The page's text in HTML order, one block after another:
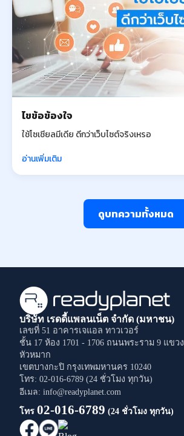
ไขข้อข้องใจ
ใช้โซเชียลมีเดีย ดีกว่าเว็บไซต์จริงเหรอ
อ่านเพิ่มเติม
ดูบทความทั้งหมด
บริษัท เรดดี้แพลนเน็ต จำกัด (มหาชน)
เลขที่ 51 อาคารเจแอล ทาวเวอร์
ชั้น 17 ห้อง 1701 - 1706 ถนนพระราม 9 แขวง
หัวหมาก
เขตบางกะปิ กรุงเทพมหานคร 10240
โทร: 02-016-6789 (24 ชั่วโมง ทุกวัน)
อีเมล: info@readyplanet.com
โทร 02-016-6789 (24 ชั่วโมง ทุกวัน)